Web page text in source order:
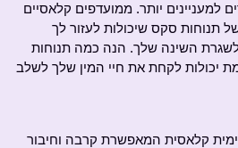
למעניינים יותר. ממועדפים קלאסיים
תנוחות סקס שיכולות לעזור לך
לשגרת השינה שלך. הנה כמה תנוחות
יכולות לקחת את חיי המין שלך לשלב
קלאסית המאפשרת קרבה וחיבור